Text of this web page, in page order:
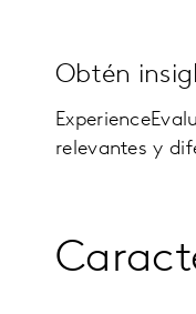
Obtén
relevantes y